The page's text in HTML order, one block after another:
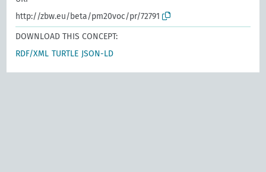
http://zbw.eu/beta/pm20voc/pr/72791
DOWNLOAD THIS CONCEPT:
RDF/XML TURTLE JSON-LD